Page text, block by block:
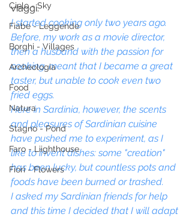
Cielo - Sky
Fiabe - Leggende
Borghi - Villages
Archeologia
Food
Natura
Stagno - Pond
Faro - Liighthouse
Fiori - Flowers
viaggi.
I started cooking only two years ago.
Before, my work as a movie director,
then a husband with the passion for
cooking, meant that I became a great
taster, but unable to cook even two
fried eggs.
Here in Sardinia, however, the scents
and pleasures of Sardinian cuisine
have pushed me to experiment, as I
like to invent dishes: some "creation"
has been lucky, but countless pots and
foods have been burned or trashed.
I asked my Sardinian friends for help
and this time I decided that I will adapt